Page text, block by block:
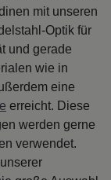
mit unseren
Optik für
und gerade
wie in
eine
erreicht. Diese
werden gerne
verwendet.